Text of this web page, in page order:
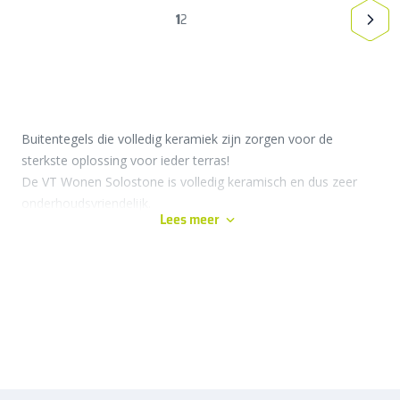
12
Buitentegels die volledig keramiek zijn zorgen voor de
sterkste oplossing voor ieder terras!
De VT Wonen Solostone is volledig keramisch en dus zeer
onderhoudsvriendelijk.
Lees meer